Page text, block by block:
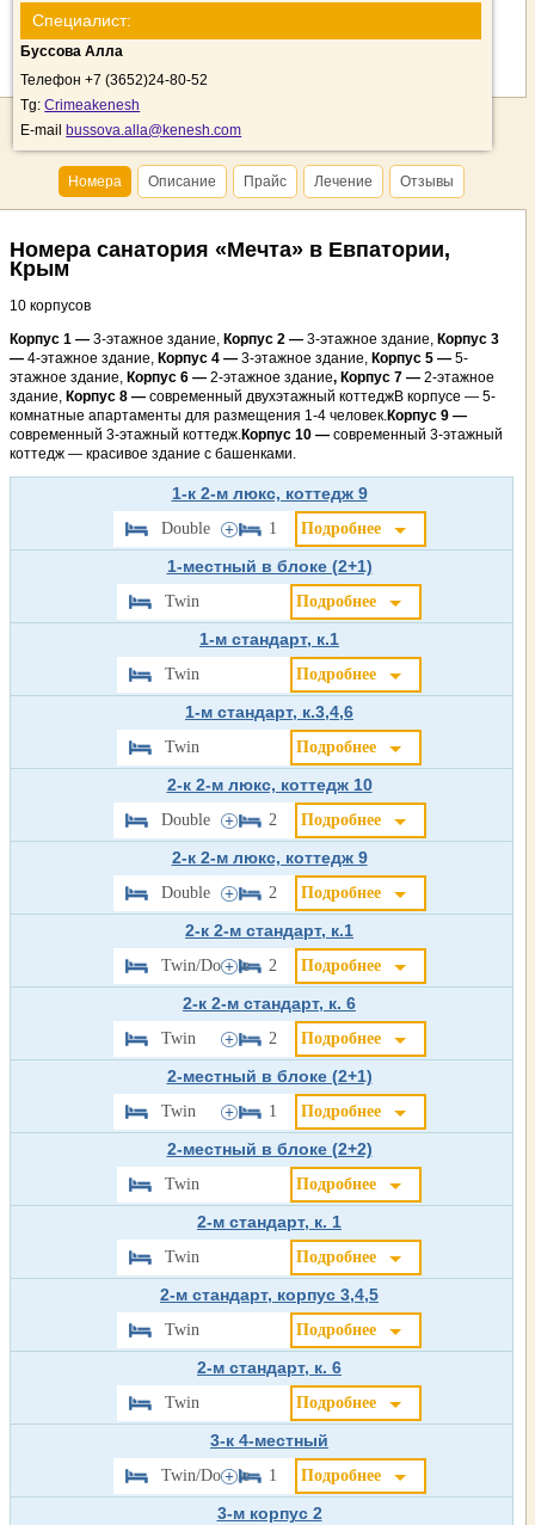
Специалист:
Буссова Алла
Телефон +7 (3652)24-80-52
Tg:Crimeakenesh
E-mail bussova.alla@kenesh.com
Номера Описание Прайс Лечение Отзывы
Номера санатория «Мечта» в Евпатории,
Крым
10 корпусов
Корпус 1 —3-этажное здание,Корпус 2 —3-этажное здание,Корпус 3
—4-этажное здание,Корпус 4 —3-этажное здание,Корпус 5 —5-
этажное здание,Корпус 6 —2-этажное здание, Корпус 7 —2-этажное
здание,Корпус 8 —современный двухэтажный коттеджВ корпусе — 5-
комнатные апартаменты для размещения 1-4 человек.Корпус 9 —
современный 3-этажный коттедж.Корпус 10 —современный 3-этажный
коттедж — красивое здание с башенками.
1-к 2-м люкс, коттедж 9
Double 1 Подробнее
1-местный в блоке (2+1)
Twin Подробнее
1-м стандарт, к.1
Twin Подробнее
1-м стандарт, к.3,4,6
Twin Подробнее
2-к 2-м люкс, коттедж 10
Double 2 Подробнее
2-к 2-м люкс, коттедж 9
Double 2 Подробнее
2-к 2-м стандарт, к.1
Twin/Double 2 Подробнее
2-к 2-м стандарт, к. 6
Twin 2 Подробнее
2-местный в блоке (2+1)
Twin 1 Подробнее
2-местный в блоке (2+2)
Twin Подробнее
2-м стандарт, к. 1
Twin Подробнее
2-м стандарт, корпус 3,4,5
Twin Подробнее
2-м стандарт, к. 6
Twin Подробнее
3-к 4-местный
Twin/Double 1 Подробнее
3-м корпус 2